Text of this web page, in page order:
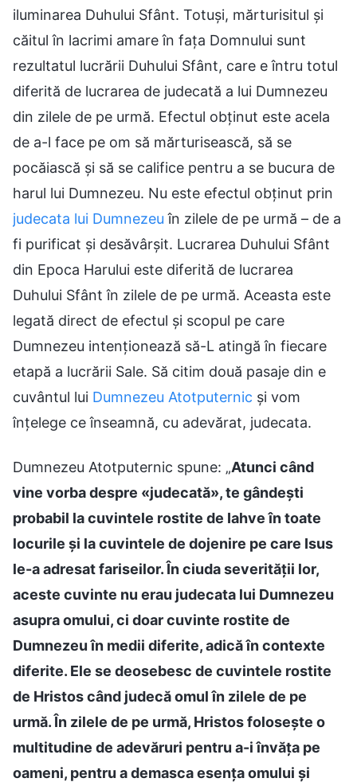
iluminarea Duhului Sfânt. Totuși, mărturisitul și
căitul în lacrimi amare în fața Domnului sunt
rezultatul lucrării Duhului Sfânt, care e întru totul
diferită de lucrarea de judecată a lui Dumnezeu
din zilele de pe urmă. Efectul obținut este acela
de a-l face pe om să mărturisească, să se
pocăiască și să se califice pentru a se bucura de
harul lui Dumnezeu. Nu este efectul obținut prin
judecata lui Dumnezeu în zilele de pe urmă – de a
fi purificat și desăvârșit. Lucrarea Duhului Sfânt
din Epoca Harului este diferită de lucrarea
Duhului Sfânt în zilele de pe urmă. Aceasta este
legată direct de efectul și scopul pe care
Dumnezeu intenționează să-L atingă în fiecare
etapă a lucrării Sale. Să citim două pasaje din e
cuvântul lui Dumnezeu Atotputernic și vom
înțelege ce înseamnă, cu adevărat, judecata.
Dumnezeu Atotputernic spune: „Atunci când
vine vorba despre «judecată», te gândești
probabil la cuvintele rostite de Iahve în toate
locurile și la cuvintele de dojenire pe care Isus
le-a adresat fariseilor. În ciuda severității lor,
aceste cuvinte nu erau judecata lui Dumnezeu
asupra omului, ci doar cuvinte rostite de
Dumnezeu în medii diferite, adică în contexte
diferite. Ele se deosebesc de cuvintele rostite
de Hristos când judecă omul în zilele de pe
urmă. În zilele de pe urmă, Hristos folosește o
multitudine de adevăruri pentru a-i învăța pe
oameni, pentru a demasca esența omului și